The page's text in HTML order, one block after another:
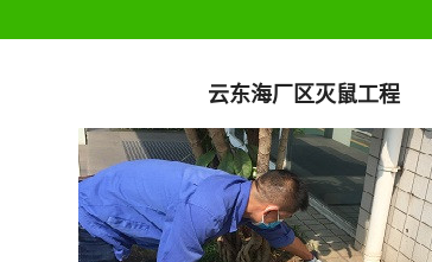
云东海厂区灭鼠工程